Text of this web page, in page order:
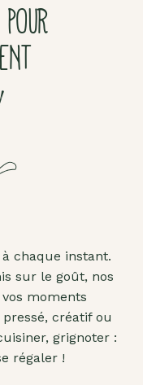
chaque instant.
sur le goût, nos
moments
créatif ou
grignoter :
régaler !